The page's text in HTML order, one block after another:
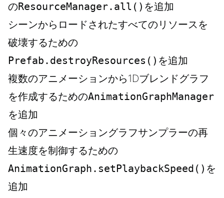
のResourceManager.all() を追加
シーンからロードされたすべてのリソースを
破壊するための
Prefab.destroyResources() を追加
複数のアニメーションから1Dブレンドグラフ
を作成するためのAnimationGraphManager
を追加
個々のアニメーショングラフサンプラーの再
生速度を制御するための
AnimationGraph.setPlaybackSpeed() を
追加